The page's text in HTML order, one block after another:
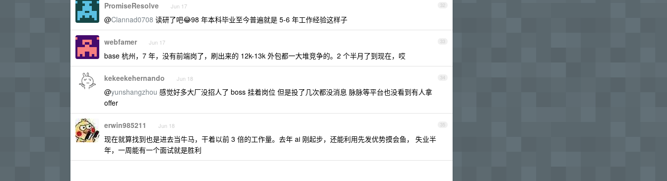
32
PromiseResolve Jun 17
@Clannad0708 读研了吧😂98 年本科毕业至今普遍就是 5-6 年工作经验这样子
33
webfamer Jun 17
base 杭州，7 年，没有前端岗了，刷出来的 12k-13k 外包都一大堆竞争的。2 个半月了到现在，哎
34
kekeekehernando Jun 18
@yunshangzhou 感觉好多大厂没招人了 boss 挂着岗位 但是投了几次都没消息 脉脉等平台也没看到有人拿
offer
35
erwin985211 Jun 18
现在就算找到也是进去当牛马，干着以前 3 倍的工作量。去年 ai 刚起步，还能利用先发优势摸会鱼， 失业半
年，一周能有一个面试就是胜利